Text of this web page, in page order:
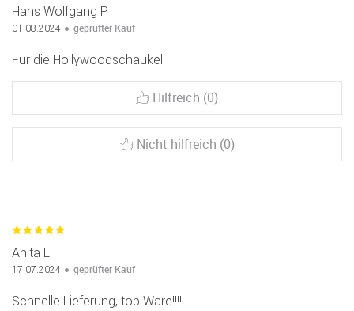
Hans Wolfgang P.
01.08.2024 geprüfter Kauf
Für die Hollywoodschaukel
Hilfreich (0)
Nicht hilfreich (0)
Anita L.
17.07.2024 geprüfter Kauf
Schnelle Lieferung, top Ware!!!!